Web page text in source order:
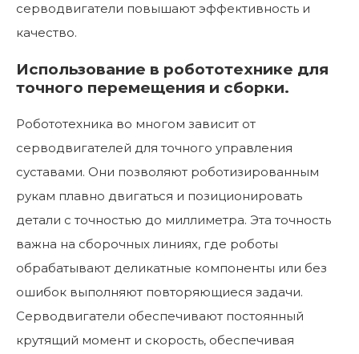
серводвигатели повышают эффективность и
качество.
Использование в робототехнике для
точного перемещения и сборки.
Робототехника во многом зависит от
серводвигателей для точного управления
суставами. Они позволяют роботизированным
рукам плавно двигаться и позиционировать
детали с точностью до миллиметра. Эта точность
важна на сборочных линиях, где роботы
обрабатывают деликатные компоненты или без
ошибок выполняют повторяющиеся задачи.
Серводвигатели обеспечивают постоянный
крутящий момент и скорость, обеспечивая